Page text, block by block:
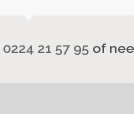
0224 21 57 95 of